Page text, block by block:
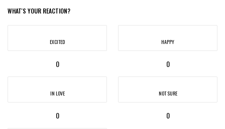
WHAT'S YOUR REACTION?
EXCITED
0
HAPPY
0
IN LOVE
0
NOT SURE
0